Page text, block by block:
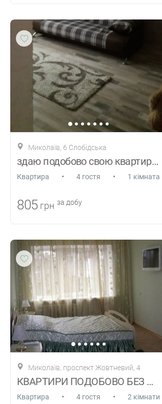
Миколаїв, 6 Слобідська
здаю подобово свою квартиру в центрі
Квартира • 4 гостя • 1 кімната
805 грн за добу
Миколаїв, проспект Жовтневий, 4
КВАРТИРИ ПОДОБОВО БЕЗ ПОСЕРЕДНИКІВ!
Квартира • 4 гостя • 2 кімнати